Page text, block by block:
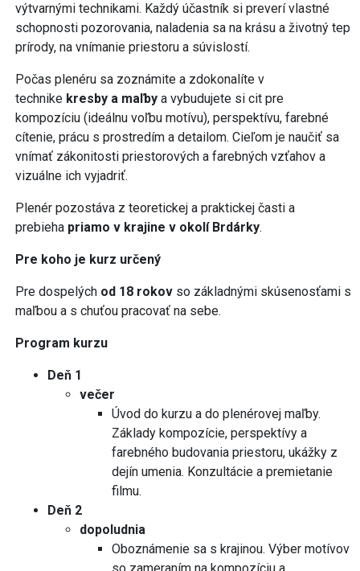
výtvarnými technikami. Každý účastník si preverí vlastné
schopnosti pozorovania, naladenia sa na krásu a životný tep
prírody, na vnímanie priestoru a súvislostí.
Počas plenéru sa zoznámite a zdokonalíte v
technike kresby a maľby a vybudujete si cit pre
kompozíciu (ideálnu voľbu motívu), perspektívu, farebné
cítenie, prácu s prostredím a detailom. Cieľom je naučiť sa
vnímať zákonitosti priestorových a farebných vzťahov a
vizuálne ich vyjadriť.
Plenér pozostáva z teoretickej a praktickej časti a
prebieha priamo v krajine v okolí Brdárky.
Pre koho je kurz určený
Pre dospelých od 18 rokov so základnými skúsenosťami s
maľbou a s chuťou pracovať na sebe.
Program kurzu
Deň 1
večer
Úvod do kurzu a do plenérovej maľby.
Základy kompozície, perspektívy a
farebného budovania priestoru, ukážky z
dejín umenia. Konzultácie a premietanie
filmu.
Deň 2
dopoludnia
Oboznámenie sa s krajinou. Výber motívov